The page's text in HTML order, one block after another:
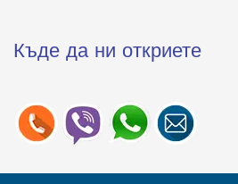
Къде да ни откриете